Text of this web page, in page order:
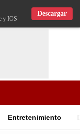
y IOS
Descargar
Entretenimiento